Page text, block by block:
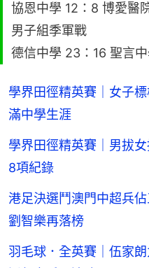
協恩中學 12：8 博愛醫
男子組季軍戰
德信中學 23：16 聖言
學界田徑精英賽｜女子
滿中學生涯
學界田徑精英賽｜男拔
8項紀錄
港足決選鬥澳門中超兵
劉智樂再落榜
羽毛球．全英賽｜伍家